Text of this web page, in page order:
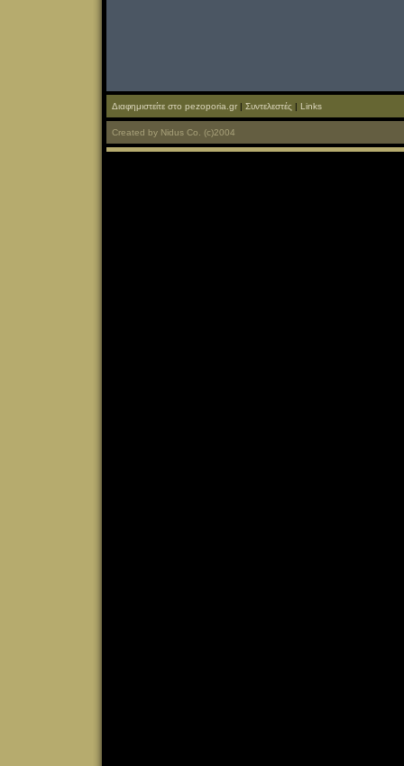
Διαφημιστείτε στο pezoporia.gr | Συντελεστές | Links
Created by Nidus Co. (c)2004